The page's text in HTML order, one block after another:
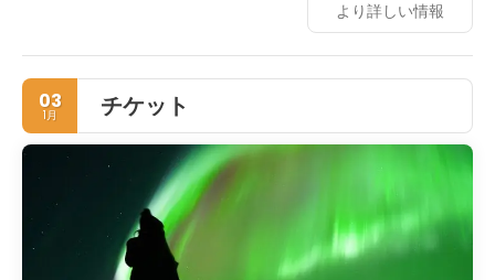
より詳しい情報
03
1月 チケット